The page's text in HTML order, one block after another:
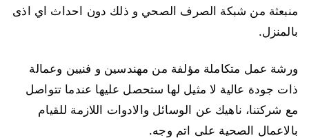
منبعثة من شبكة الصرف الصحي و ذلك دون احداث اي اذى
بالمنزل.
ورشة عمل متكاملة مؤلفة من مهندسين و فنيين وعمالة
ذات جودة عالية لا مثيل لها ستحصل عليها عندما تتواصل
مع شركتنا، ناهيك عن الوسائل والادوات اللازمة للقيام
بالاعمال الصحية على اتم وجه.